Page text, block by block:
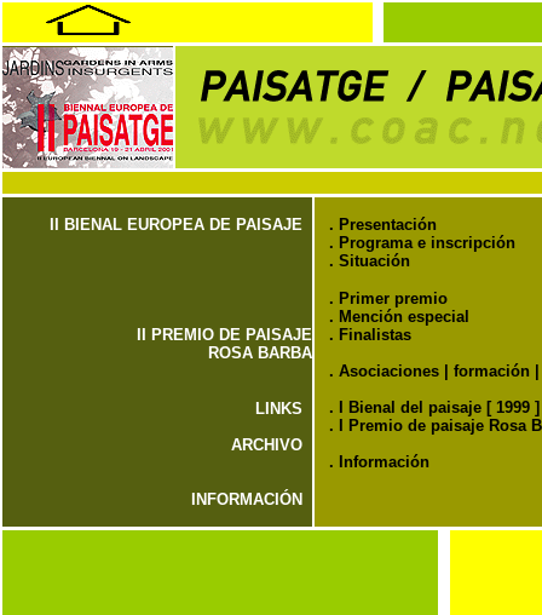
II BIENAL EUROPEA DE PAISAJE
II PREMIO DE PAISAJE
ROSA BARBA
LINKS
ARCHIVO
INFORMACIÓN
. Presentación
. Programa e inscripción
. Situación
. Primer premio
. Mención especial
. Finalistas
. Asociaciones formación
.
I Bienal del paisaje [ 1999 ]
.
I Premio de paisaje Rosa
.
Información